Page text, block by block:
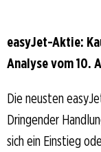
easyJet-Aktie:
Analyse vom 10.
Die neusten
Dringender
sich ein Einstieg